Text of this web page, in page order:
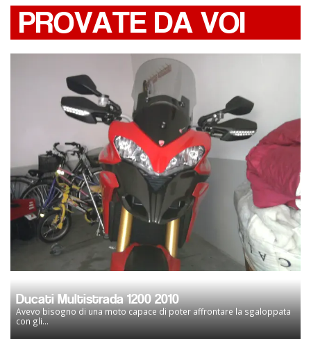
PROVATE DA VOI
Ducati Multistrada 1200 2010
Avevo bisogno di una moto capace di poter affrontare la sgaloppata
con gli...